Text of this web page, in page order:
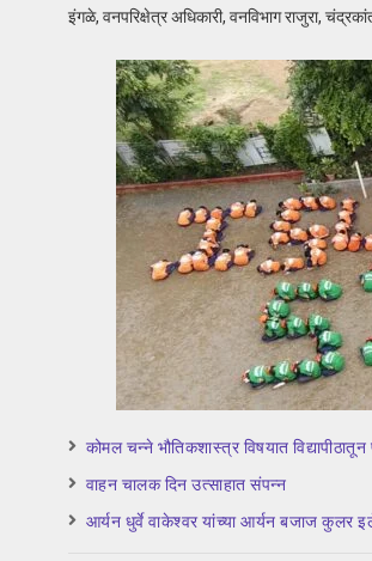
इंगळे, वनपरिक्षेत्र अधिकारी, वनविभाग राजुरा,
कोमल चन्ने भौतिकशास्त्र विषयात
वाहन चालक दिन उत्साहात संपन्न
आर्यन धुर्वे वाकेश्वर यांच्या आर्यन बजाज